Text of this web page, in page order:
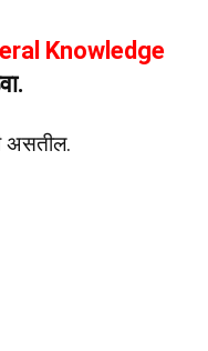
Knowledge
असतील.